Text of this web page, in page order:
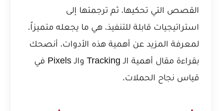
القصص التي تحكيها، ثم ترجمتها إلى
استراتيجيات قابلة للتنفيذ، هي ما يجعله متميزاً.
لمعرفة المزيد عن أهمية هذه الأدوات، أنصحك
بقراءة مقال
أهمية الـ Tracking والـ Pixels في
قياس نجاح الحملات.